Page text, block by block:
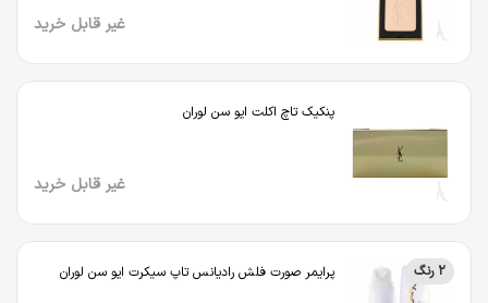
غیر قابل خرید
پنکیک تاچ اکلت ایو سن لوران
غیر قابل خرید
2 رنگ پرایمر صورت فلش رادیانس تاپ سیکرت ایو سن لوران